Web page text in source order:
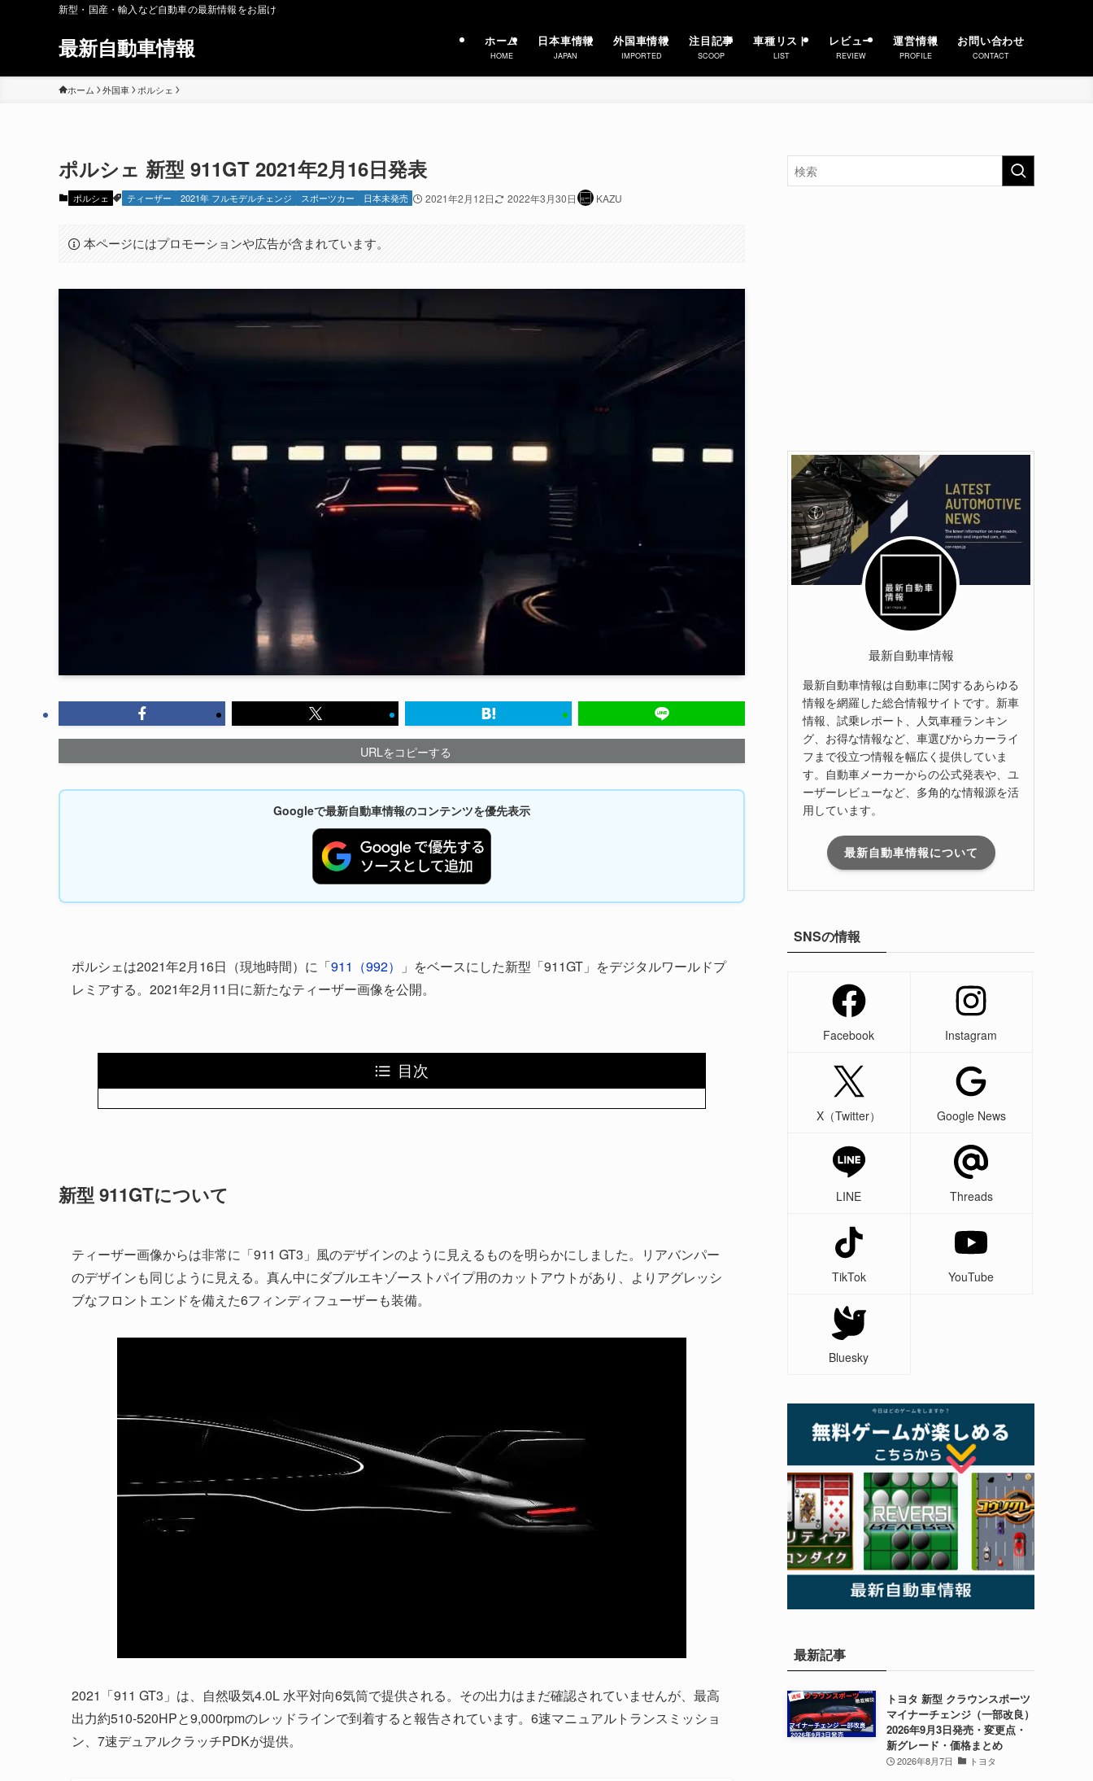
新型・国産・輸入など自動車の最新情報をお届け
最新自動車情報 ホーム
HOME
日本車情報
JAPAN
外国車情報
IMPORTED
注目記事
SCOOP
車種リスト
LIST
レビュー
REVIEW
運営情報
PROFILE
お問い合わせ
CONTACT
ホーム 外国車 ポルシェ
ポルシェ 新型 911GT 2021年2月16日発表
ポルシェ ティーザー 2021年 フルモデルチェンジ スポーツカー 日本未発売 2021年2月12日 2022年3月30日 KAZU
本ページにはプロモーションや広告が含まれています。
URLをコピーする
Googleで最新自動車情報のコンテンツを優先表示
ポルシェは2021年2月16日（現地時間）に「911（992）
」をベースにした新型「911GT」をデジタルワールドプ
レミアする。2021年2月11日に新たなティーザー画像を公開。
目次
新型 911GTについて
ティーザー画像からは非常に「911 GT3」風のデザインのように見えるものを明らかにしました。リアバンパー
のデザインも同じように見える。真ん中にダブルエキゾーストパイプ用のカットアウトがあり、よりアグレッシ
ブなフロントエンドを備えた6フィンディフューザーも装備。
2021「911 GT3」は、自然吸気4.0L 水平対向6気筒で提供される。その出力はまだ確認されていませんが、最高
出力約510-520HPと9,000rpmのレッドラインで到着すると報告されています。6速マニュアルトランスミッショ
ン、7速デュアルクラッチPDKが提供。
最新自動車情報
最新自動車情報は自動車に関するあらゆる
情報を網羅した総合情報サイトです。新車
情報、試乗レポート、人気車種ランキン
グ、お得な情報など、車選びからカーライ
フまで役立つ情報を幅広く提供していま
す。自動車メーカーからの公式発表や、ユ
ーザーレビューなど、多角的な情報源を活
用しています。
最新自動車情報について
SNSの情報
Facebook Instagram
X（Twitter） Google News
LINE Threads
TikTok YouTube
Bluesky
最新記事
トヨタ 新型 クラウンスポーツ
マイナーチェンジ（一部改良）
2026年9月3日発売・変更点・
新グレード・価格まとめ
2026年8月7日 トヨタ